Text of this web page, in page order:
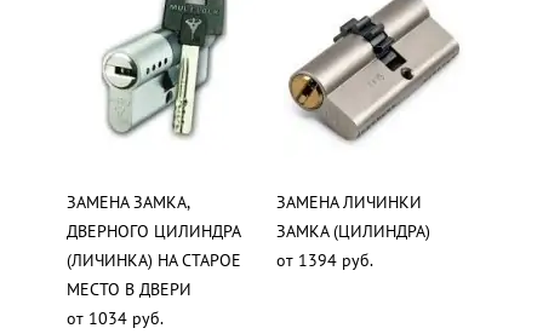
ЗАМЕНА ЗАМКА,
ДВЕРНОГО ЦИЛИНДРА
(ЛИЧИНКА) НА СТАРОЕ
МЕСТО В ДВЕРИ
от 1034 руб.
ЗАМЕНА ЛИЧИНКИ
ЗАМКА (ЦИЛИНДРА)
от 1394 руб.